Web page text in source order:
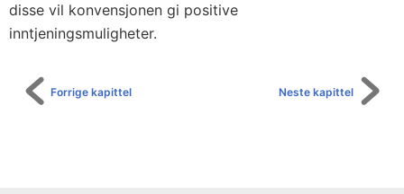
disse vil konvensjonen gi positive
inntjeningsmuligheter.
Neste kapittel
Forrige kapittel